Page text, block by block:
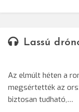
Lassú
Az elmúlt héten a
megsértették az
biztosan tudható,…